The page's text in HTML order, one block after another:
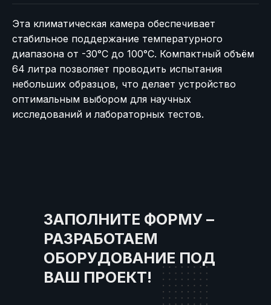
Эта климатическая камера обеспечивает
стабильное поддержание температурного
диапазона от -30°C до 100°C. Компактный объём
64 литра позволяет проводить испытания
небольших образцов, что делает устройство
оптимальным выбором для научных
исследований и лабораторных тестов.
ЗАПОЛНИТЕ ФОРМУ –
РАЗРАБОТАЕМ
ОБОРУДОВАНИЕ ПОД
ВАШ ПРОЕКТ!